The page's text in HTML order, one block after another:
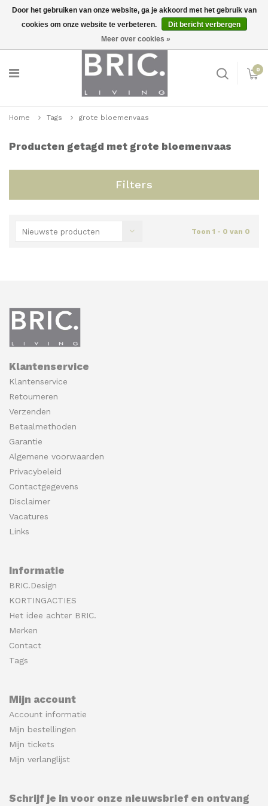
Inloggen
0
Home Tags grote bloemenvaas
Producten getagd met grote bloemenvaas
Filters
Nieuwste producten Toon 1 - 0 van 0
Klantenservice
Klantenservice
Retourneren
Verzenden
Betaalmethoden
Garantie
Algemene voorwaarden
Privacybeleid
Contactgegevens
Disclaimer
Vacatures
Links
Informatie
BRIC.Design
KORTINGACTIES
Het idee achter BRIC.
Merken
Contact
Tags
Mijn account
Account informatie
Mijn bestellingen
Mijn tickets
Mijn verlanglijst
Schrijf je in voor onze nieuwsbrief en ontvang
Door het gebruiken van onze website, ga je akkoord met het gebruik van
cookies om onze website te verbeteren.
Dit bericht verbergen
Meer over cookies »